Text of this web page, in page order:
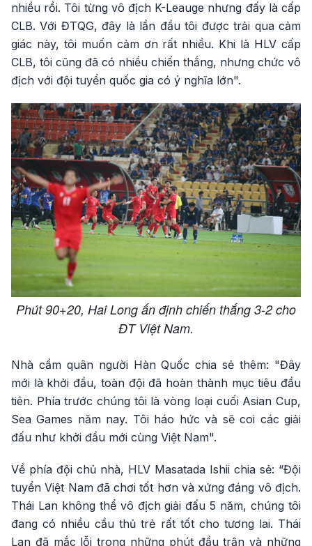
nhiều rồi. Tôi từng vô địch K-Leauge nhưng đấy là cấp
CLB. Với ĐTQG, đây là lần đầu tôi được trải qua cảm
giác này, tôi muốn cảm ơn rất nhiều. Khi là HLV cấp
CLB, tôi cũng đã có nhiều chiến thắng, nhưng chức vô
địch với đội tuyển quốc gia có ý nghĩa lớn".
Phút 90+20, Hai Long ấn định chiến thắng 3-2 cho
ĐT Việt Nam.
Nhà cầm quân người Hàn Quốc chia sẻ thêm: "Đây
mới là khởi đầu, toàn đội đã hoàn thành mục tiêu đầu
tiên. Phía trước chúng tôi là vòng loại cuối Asian Cup,
Sea Games năm nay. Tôi háo hức và sẽ coi các giải
đấu như khởi đầu mới cùng Việt Nam".
Về phía đội chủ nhà, HLV Masatada Ishii chia sẻ: “Đội
tuyển Việt Nam đã chơi tốt hơn và xứng đáng vô địch.
Thái Lan không thể vô địch giải đấu 5 năm, chúng tôi
đang có nhiều cầu thủ trẻ rất tốt cho tương lai. Thái
Lan đã mắc lỗi trong những phút đầu trận và những